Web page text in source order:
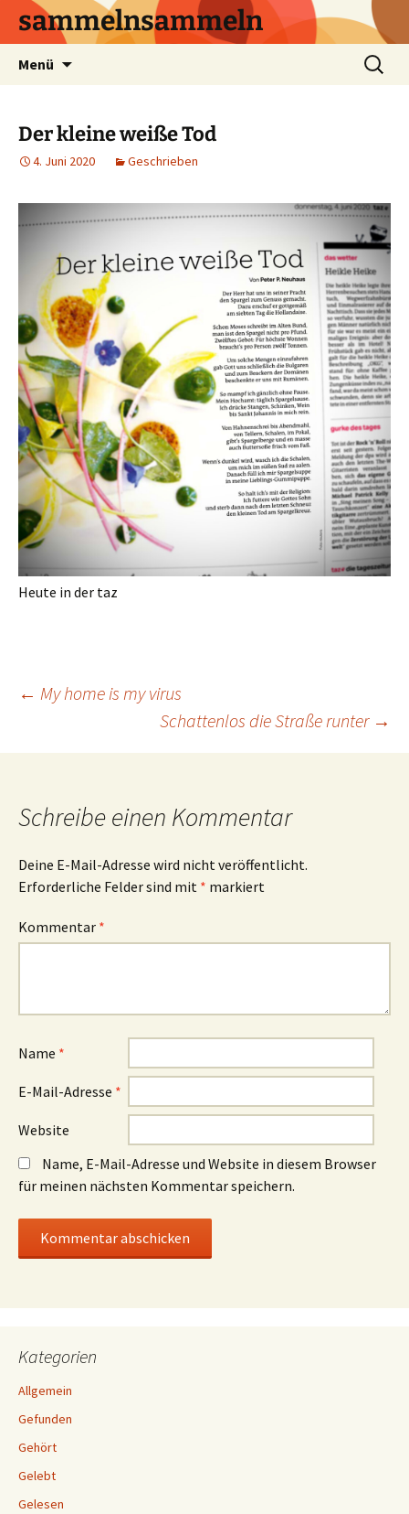
sammelnsammeln
Menü
Suchen
nach:
Der kleine weiße Tod
4. Juni 2020 Geschrieben
Heute in der taz
Beitrags-
Navigation
← My home is my virus
Schattenlos die Straße runter →
Schreibe einen Kommentar
Deine E-Mail-Adresse wird nicht veröffentlicht.
Erforderliche Felder sind mit * markiert
Kommentar *
Name *
E-Mail-Adresse *
Website
Name, E-Mail-Adresse und Website in diesem Browser
für meinen nächsten Kommentar speichern.
Kategorien
Allgemein
Gefunden
Gehört
Gelebt
Gelesen